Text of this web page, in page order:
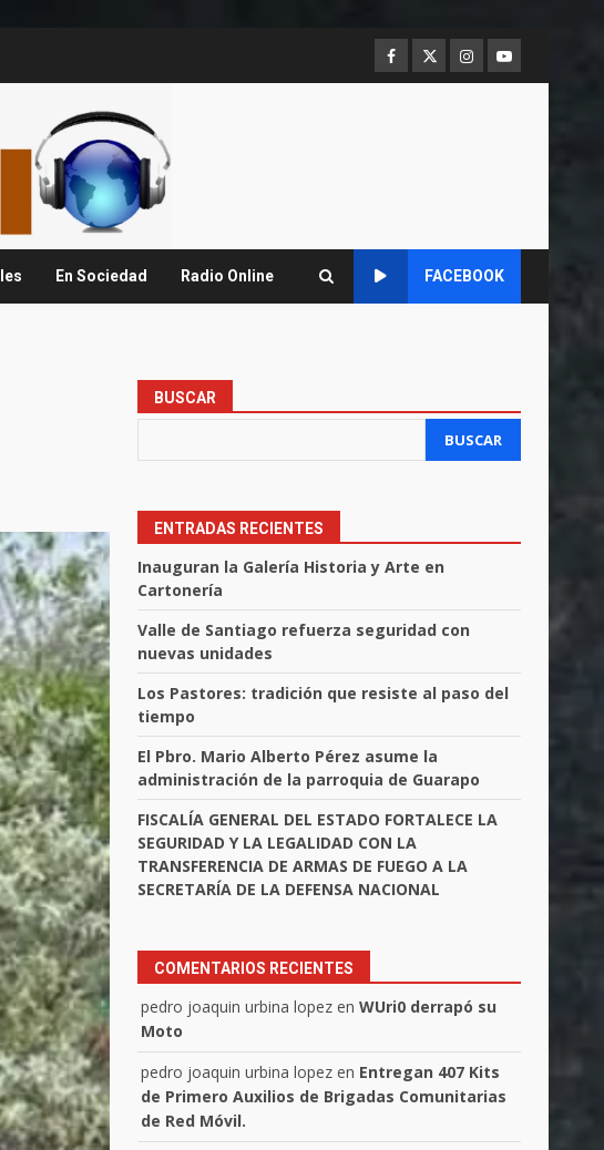
Facebook
TwitterInstagram
Youtube
En Sociedad Radio Online FACEBOOK
BUSCAR
BUSCAR
ENTRADAS RECIENTES
Inauguran la Galería Historia y Arte en
Cartonería
Valle de Santiago refuerza seguridad con
nuevas unidades
Los Pastores: tradición que resiste al paso del
tiempo
El Pbro. Mario Alberto Pérez asume la
administración de la parroquia de Guarapo
FISCALÍA GENERAL DEL ESTADO FORTALECE LA
SEGURIDAD Y LA LEGALIDAD CON LA
TRANSFERENCIA DE ARMAS DE FUEGO A LA
SECRETARÍA DE LA DEFENSA NACIONAL
COMENTARIOS RECIENTES
pedro joaquin urbina lopez enWUri0 derrapó su
Moto
pedro joaquin urbina lopez en Entregan 407 Kits
de Primero Auxilios de Brigadas Comunitarias
de Red Móvil.